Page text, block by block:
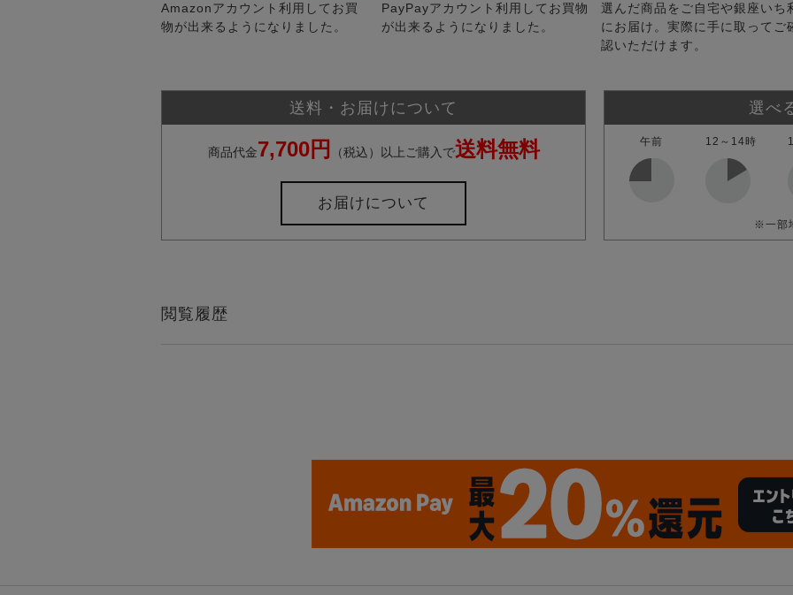
Amazonアカウント利用してお買
物が出来るようになりました。
PayPayアカウント利用してお買物
が出来るようになりました。
選んだ商品をご自宅や銀座いち
にお届け。実際に手に取ってご
認いただけます。
送料・お届けについて
商品代金7,700円 （税込）以上ご購入で送料無料
お届けについて
選べ
午前 12～14時
※一部
閲覧履歴